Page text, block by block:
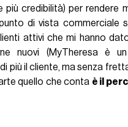
credibilità) per rendere
di vista commerciale
attivi che mi hanno
nuovi (MyTheresa è
più il cliente, ma senza
quello che conta è il